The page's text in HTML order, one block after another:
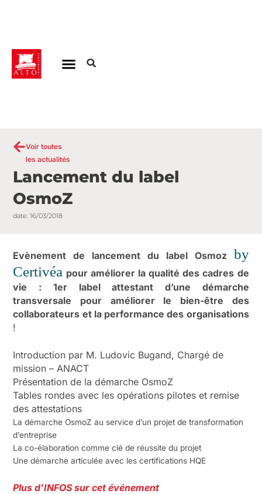
Voir toutes
les actualités
Lancement du label
OsmoZ
date: 16/03/2018
Evènement de lancement du label Osmoz by
Certivéa pour améliorer la qualité des cadres de
vie : 1er label attestant d’une démarche
transversale pour améliorer le bien-être des
collaborateurs et la performance des organisations
!
Introduction par M. Ludovic Bugand, Chargé de
mission – ANACT
Présentation de la démarche OsmoZ
Tables rondes avec les opérations pilotes et remise
des attestations
La démarche OsmoZ au service d’un projet de transformation
d’entreprise
La co-élaboration comme clé de réussite du projet
Une démarche articulée avec les certifications HQE
Plus d’INFOS sur cet événement